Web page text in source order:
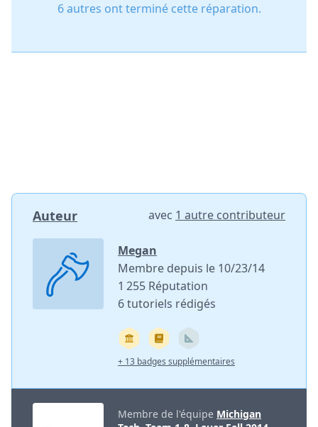
6 autres ont terminé cette réparation.
Auteur avec 1 autre contributeur
Megan
Membre depuis le 10/23/14
1 255 Réputation
6 tutoriels rédigés
+ 13 badges supplémentaires
Membre de l'équipe Michigan